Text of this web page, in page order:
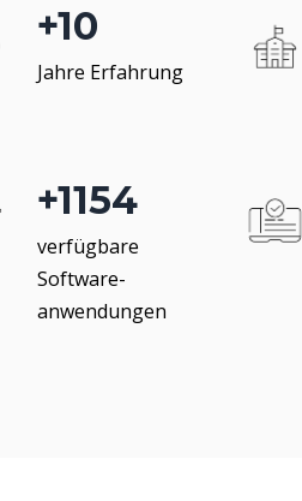
+10
Jahre Erfahrung
+1500
verfügbare
Software-
anwendungen